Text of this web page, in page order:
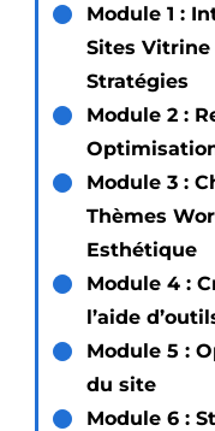
Module 1 :
Sites
Stratégies
Module 2 :
Module 3 :
Thèmes
Esthétique
Module 4 :
l’aide
Module 5 :
du site
Module 6 :